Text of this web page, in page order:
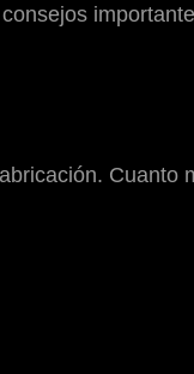
Cuanto